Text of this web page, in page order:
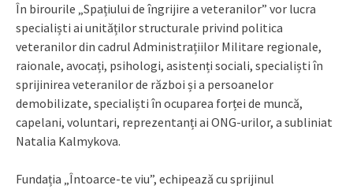
În birourile „Spațiului de îngrijire a veteranilor” vor lucra
specialiști ai unităților structurale privind politica
veteranilor din cadrul Administrațiilor Militare regionale,
raionale, avocați, psihologi, asistenți sociali, specialiști în
sprijinirea veteranilor de război și a persoanelor
demobilizate, specialiști în ocuparea forței de muncă,
capelani, voluntari, reprezentanți ai ONG-urilor, a subliniat
Natalia Kalmykova.
Fundația „Întoarce-te viu”, echipează cu sprijinul